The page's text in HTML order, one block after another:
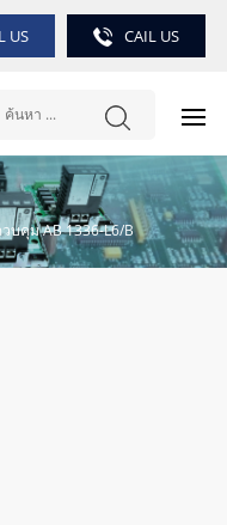
US CAIL US
บคุม AB 1336-L6/B